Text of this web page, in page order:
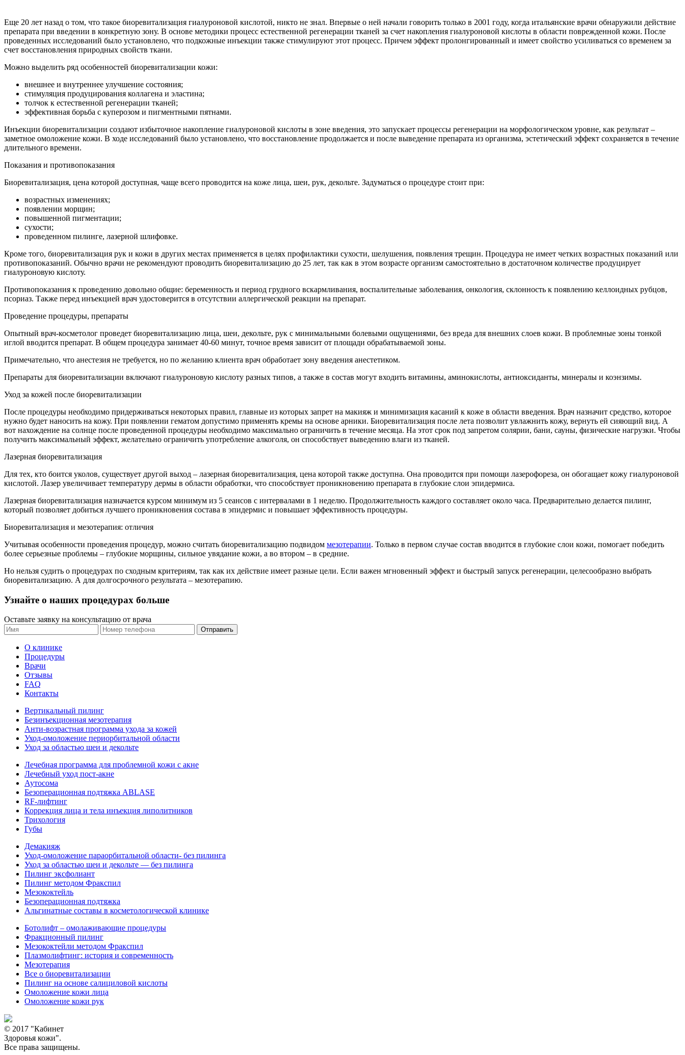
Еще 20 лет назад о том, что такое биоревитализация гиалуроновой кислотой, никто не знал. Впервые о ней начали говорить только в 2001 году, когда итальянские врачи обнаружили действие
препарата при введении в конкретную зону. В основе методики процесс естественной регенерации тканей за счет накопления гиалуроновой кислоты в области поврежденной кожи. После
проведенных исследований было установлено, что подкожные инъекции также стимулируют этот процесс. Причем эффект пролонгированный и имеет свойство усиливаться со временем за
счет восстановления природных свойств ткани.
Можно выделить ряд особенностей биоревитализации кожи:
внешнее и внутреннее улучшение состояния;
стимуляция продуцирования коллагена и эластина;
толчок к естественной регенерации тканей;
эффективная борьба с куперозом и пигментными пятнами.
Инъекции биоревитализации создают избыточное накопление гиалуроновой кислоты в зоне введения, это запускает процессы регенерации на морфологическом уровне, как результат –
заметное омоложение кожи. В ходе исследований было установлено, что восстановление продолжается и после выведение препарата из организма, эстетический эффект сохраняется в течение
длительного времени.
Показания и противопоказания
Биоревитализация, цена которой доступная, чаще всего проводится на коже лица, шеи, рук, декольте. Задуматься о процедуре стоит при:
возрастных изменениях;
появлении морщин;
повышенной пигментации;
сухости;
проведенном пилинге, лазерной шлифовке.
Кроме того, биоревитализация рук и кожи в других местах применяется в целях профилактики сухости, шелушения, появления трещин. Процедура не имеет четких возрастных показаний или
противопоказаний. Обычно врачи не рекомендуют проводить биоревитализацию до 25 лет, так как в этом возрасте организм самостоятельно в достаточном количестве продуцирует
гиалуроновую кислоту.
Противопоказания к проведению довольно общие: беременность и период грудного вскармливания, воспалительные заболевания, онкология, склонность к появлению келлоидных рубцов,
псориаз. Также перед инъекцией врач удостоверится в отсутствии аллергической реакции на препарат.
Проведение процедуры, препараты
Опытный врач-косметолог проведет биоревитализацию лица, шеи, декольте, рук с минимальными болевыми ощущениями, без вреда для внешних слоев кожи. В проблемные зоны тонкой
иглой вводится препарат. В общем процедура занимает 40-60 минут, точное время зависит от площади обрабатываемой зоны.
Примечательно, что анестезия не требуется, но по желанию клиента врач обработает зону введения анестетиком.
Препараты для биоревитализации включают гиалуроновую кислоту разных типов, а также в состав могут входить витамины, аминокислоты, антиоксиданты, минералы и коэнзимы.
Уход за кожей после биоревитализации
После процедуры необходимо придерживаться некоторых правил, главные из которых запрет на макияж и минимизация касаний к коже в области введения. Врач назначит средство, которое
нужно будет наносить на кожу. При появлении гематом допустимо применять кремы на основе арники. Биоревитализация после лета позволит увлажнить кожу, вернуть ей сияющий вид. А
вот нахождение на солнце после проведенной процедуры необходимо максимально ограничить в течение месяца. На этот срок под запретом солярии, бани, сауны, физические нагрузки. Чтобы
получить максимальный эффект, желательно ограничить употребление алкоголя, он способствует выведению влаги из тканей.
Лазерная биоревитализация
Для тех, кто боится уколов, существует другой выход – лазерная биоревитализация, цена которой также доступна. Она проводится при помощи лазерофореза, он обогащает кожу гиалуроновой
кислотой. Лазер увеличивает температуру дермы в области обработки, что способствует проникновению препарата в глубокие слои эпидермиса.
Лазерная биоревитализация назначается курсом минимум из 5 сеансов с интервалами в 1 неделю. Продолжительность каждого составляет около часа. Предварительно делается пилинг,
который позволяет добиться лучшего проникновения состава в эпидермис и повышает эффективность процедуры.
Биоревитализация и мезотерапия: отличия
Учитывая особенности проведения процедур, можно считать биоревитализацию подвидом мезотерапии. Только в первом случае состав вводится в глубокие слои кожи, помогает победить
более серьезные проблемы – глубокие морщины, сильное увядание кожи, а во втором – в средние.
Но нельзя судить о процедурах по сходным критериям, так как их действие имеет разные цели. Если важен мгновенный эффект и быстрый запуск регенерации, целесообразно выбрать
биоревитализацию. А для долгосрочного результата – мезотерапию.
Узнайте о наших процедурах больше
Оставьте заявку на консультацию от врача
Отправить
О клинике
Процедуры
Врачи
Отзывы
FAQ
Контакты
Вертикальный пилинг
Безинъекционная мезотерапия
Анти-возрастная программа ухода за кожей
Уход-омоложение периорбитальной области
Уход за областью шеи и декольте
Лечебная программа для проблемной кожи с акне
Лечебный уход пост-акне
Аутосома
Безоперационная подтяжка ABLASE
RF-лифтинг
Коррекция лица и тела инъекция липолитников
Трихология
Губы
Демакияж
Уход-омоложение параорбитальной области- без пилинга
Уход за областью шеи и декольте — без пилинга
Пилинг эксфолиант
Пилинг методом Фракспил
Мезококтейль
Безоперационная подтяжка
Альгинатные составы в косметологической клинике
Ботолифт – омолаживающие процедуры
Фракционный пилинг
Мезококтейли методом Фракспил
Плазмолифтинг: история и современность
Мезотерапия
Все о биоревитализации
Пилинг на основе салициловой кислоты
Омоложение кожи лица
Омоложение кожи рук
© 2017 "Кабинет
Здоровья кожи".
Все права защищены.